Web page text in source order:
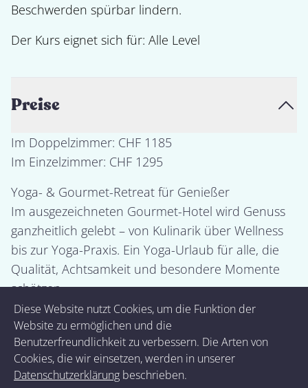
Diese Website nutzt Cookies, um die Funktion der
Website zu ermöglichen und die
Benutzerfreundlichkeit zu verbessern. Die Arten von
Cookies, die wir einsetzen, werden in unserer
Datenschutzerklärung beschrieben.
Beschwerden spürbar lindern.
Der Kurs eignet sich für: Alle Level
Preise
Im Doppelzimmer: CHF 1185
Yoga- & Gourmet-Retreat für Genießer
Im ausgezeichneten Gourmet-Hotel wird Genuss
ganzheitlich gelebt – von Kulinarik über Wellness
bis zur Yoga-Praxis. Ein Yoga-Urlaub für alle, die
Qualität, Achtsamkeit und besondere Momente
schätzen.
Im Preis inbegriffen
- Täglich 2 × 90 Min. Yoga mit Adjustments,
Pranayama, Entspannung & Meditation
- Strukturierter Yoga-Detox-Tagesablauf inkl.
Yoga@Home-Tipps